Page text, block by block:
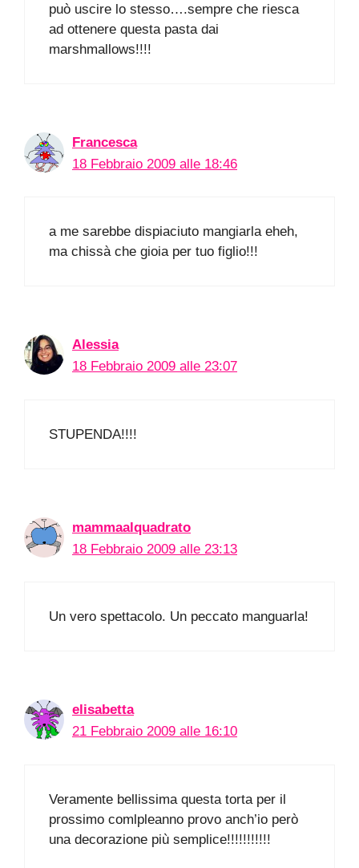
può uscire lo stesso….sempre che riesca
ad ottenere questa pasta dai
marshmallows!!!!
Francesca
18 Febbraio 2009 alle 18:46
a me sarebbe dispiaciuto mangiarla eheh,
ma chissà che gioia per tuo figlio!!!
Alessia
18 Febbraio 2009 alle 23:07
STUPENDA!!!!
mammaalquadrato
18 Febbraio 2009 alle 23:13
Un vero spettacolo. Un peccato manguarla!
elisabetta
21 Febbraio 2009 alle 16:10
Veramente bellissima questa torta per il
prossimo comlpleanno provo anch’io però
una decorazione più semplice!!!!!!!!!!!